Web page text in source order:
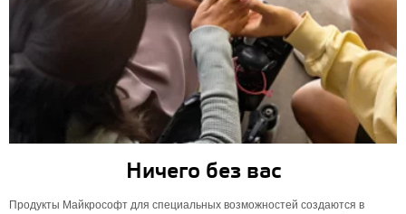
Ничего без вас
Продукты Майкрософт для специальных возможностей создаются в